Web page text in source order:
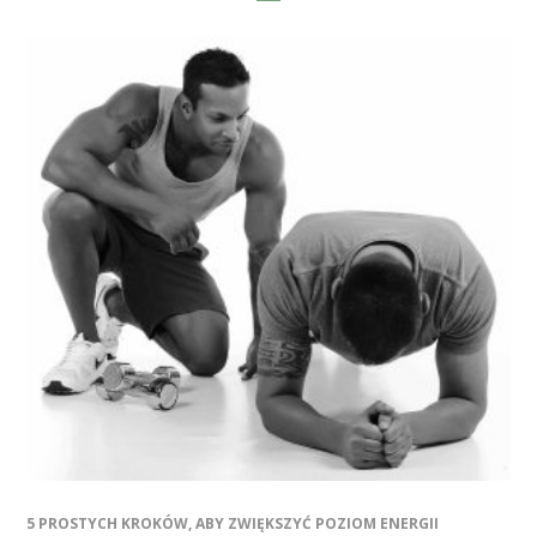
5 PROSTYCH KROKÓW, ABY ZWIĘKSZYĆ POZIOM ENERGII